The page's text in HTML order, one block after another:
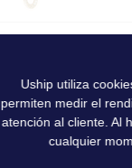
Uship utiliza
permiten medir el
atención al cliente. Al
cualquier